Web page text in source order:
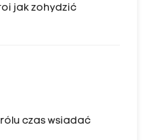
jak zohydzić
czas wsiadać